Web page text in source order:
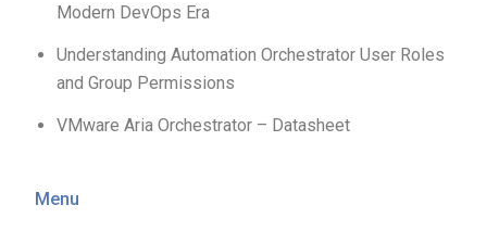
Modern DevOps Era
Understanding Automation Orchestrator User Roles
and Group Permissions
VMware Aria Orchestrator – Datasheet
Menu